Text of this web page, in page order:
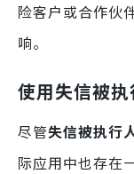
险客户或合作伙
响。
使用失信被执
尽管失信被执行
际应用中也存在